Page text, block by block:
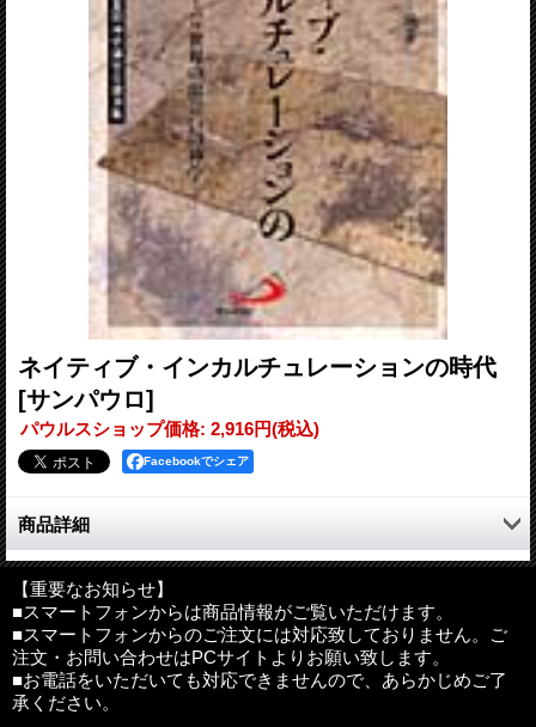
ネイティブ・インカルチュレーションの時代
[サンパウロ]
パウルスショップ価格: 2,916円(税込)
Facebookでシェア
商品詳細
文化の現実の中から福音を理解し実践しようとする傾向は、なに
も日本だけではなく、世界的傾向です。そしてそれは、対話とい
うもう一つの鍵言葉でまとめることができます。事実カトリック
教会は第二ヴァティカン公会議で、現代世界と積極的に対話する
ことを宣言しました。インカルチュレーションの新しい観点も現
代世界との対話の延長線上にあります。福音と文化の出会いもま
た一種の対話だからです。
【重要なお知らせ】
■スマートフォンからは商品情報がご覧いただけます。
■スマートフォンからのご注文には対応致しておりません。ご
注文・お問い合わせはPCサイトよりお願い致します。
■お電話をいただいても対応できませんので、あらかじめご了
承ください。